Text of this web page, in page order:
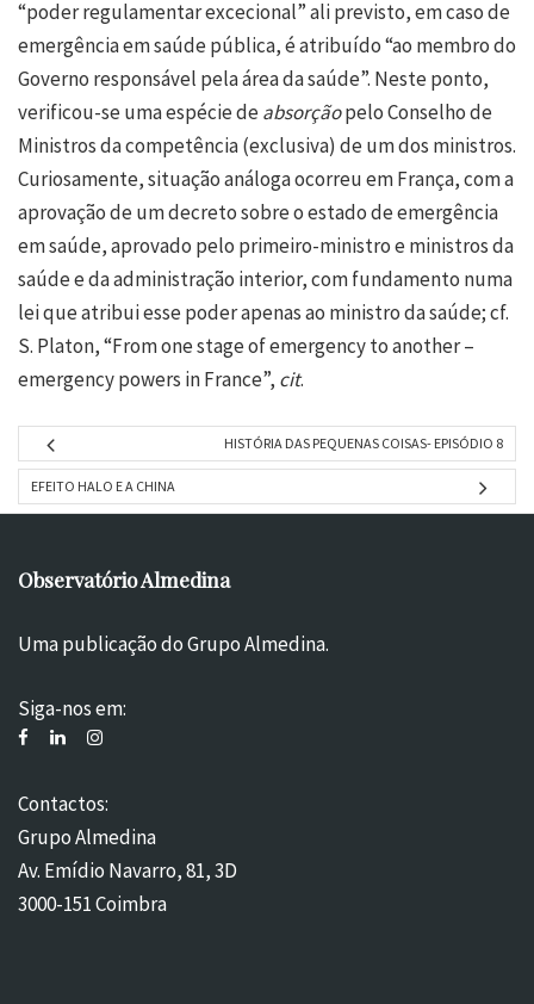
“poder regulamentar excecional” ali previsto, em caso de
emergência em saúde pública, é atribuído “ao membro do
Governo responsável pela área da saúde”. Neste ponto,
verificou-se uma espécie deabsorçãopelo Conselho de
Ministros da competência (exclusiva) de um dos ministros.
Curiosamente, situação análoga ocorreu em França, com a
aprovação de um decreto sobre o estado de emergência
em saúde, aprovado pelo primeiro-ministro e ministros da
saúde e da administração interior, com fundamento numa
lei que atribui esse poder apenas ao ministro da saúde; cf.
S. Platon, “From one stage of emergency to another –
emergency powers in France”, cit.
HISTÓRIA DAS PEQUENAS COISAS- EPISÓDIO 8
EFEITO HALO E A CHINA
Observatório Almedina
Uma publicação do Grupo Almedina.
Siga-nos em:
Contactos:
Grupo Almedina
Av. Emídio Navarro, 81, 3D
3000-151 Coimbra